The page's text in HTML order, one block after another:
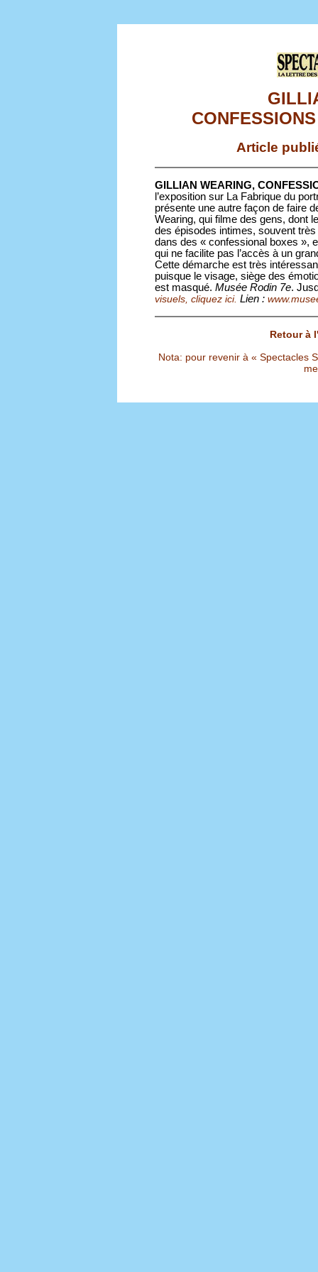
Article
GILLIAN WEARING,
l’exposition sur La Fabrique du
présente une autre façon de faire
Wearing, qui filme des gens, dont
des épisodes intimes, souvent
dans des « confessional boxes »,
qui ne facilite pas l’accès à un
Cette démarche est très
puisque le visage, siège des
est masqué. Musée Rodin 7e.
visuels, cliquez ici. Lien :
Retour à
Nota: pour revenir à « Spectacles